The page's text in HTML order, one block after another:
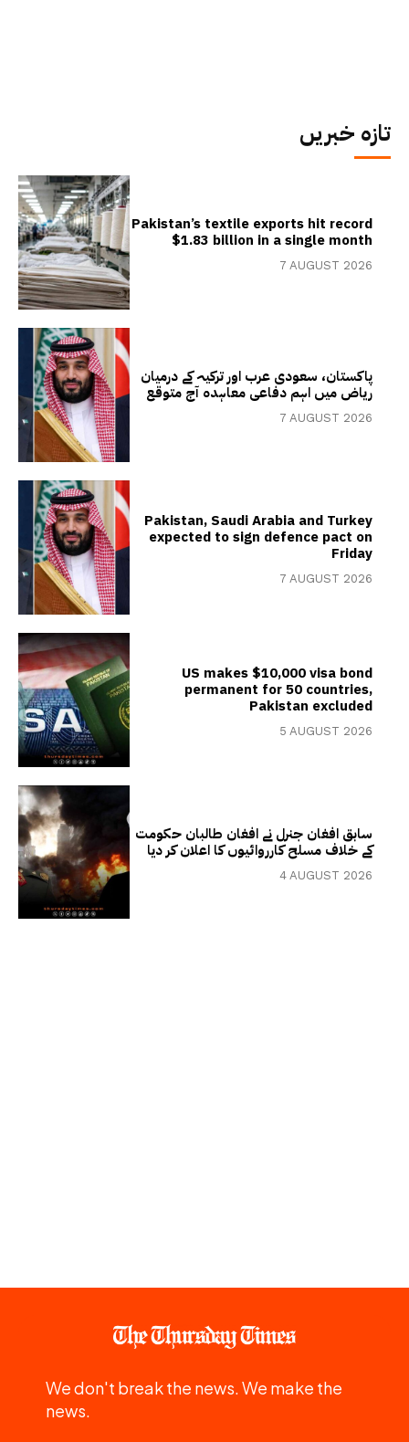
تازہ خبریں
Pakistan’s textile exports hit record
$1.83 billion in a single month
7 AUGUST 2026
پاکستان، سعودی عرب اور ترکیہ کے درمیان
ریاض میں اہم دفاعی معاہدہ آج متوقع
7 AUGUST 2026
Pakistan, Saudi Arabia and Turkey
expected to sign defence pact on
Friday
7 AUGUST 2026
US makes $10,000 visa bond
permanent for 50 countries,
Pakistan excluded
5 AUGUST 2026
سابق افغان جنرل نے افغان طالبان حکومت
کے خلاف مسلح کارروائیوں کا اعلان کر دیا
4 AUGUST 2026
We don't break the news. We make the
news.